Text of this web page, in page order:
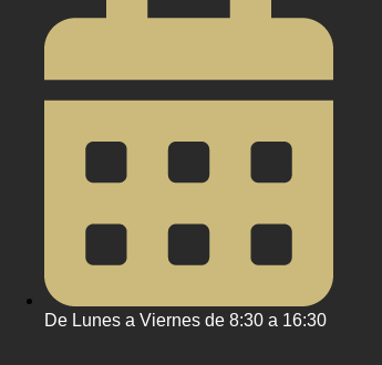
De Lunes a Viernes de 8:30 a 16:30